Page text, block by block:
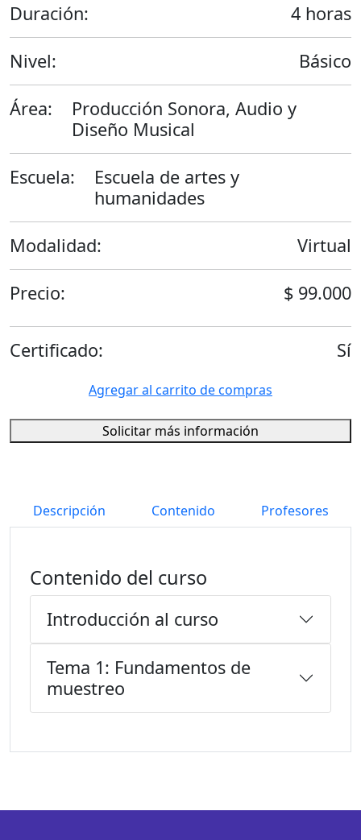
Duración: 4 horas
Nivel: Básico
Área:
Producción Sonora, Audio y
Diseño Musical
Escuela:
Escuela de artes y
humanidades
Modalidad: Virtual
Precio: $ 99.000
Certificado: Sí
Agregar al carrito de compras
Solicitar más información
Descripción Contenido Profesores
Contenido del curso
Introducción al curso
Tema 1: Fundamentos de
muestreo